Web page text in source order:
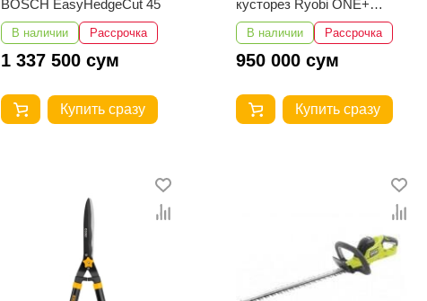
BOSCH EasyHedgeCut 45
В наличии Рассрочка
1 337 500 сум
Купить сразу
кусторез Ryobi ONE+
OHT1850X 5133001249
В наличии Рассрочка
950 000 сум
Купить сразу